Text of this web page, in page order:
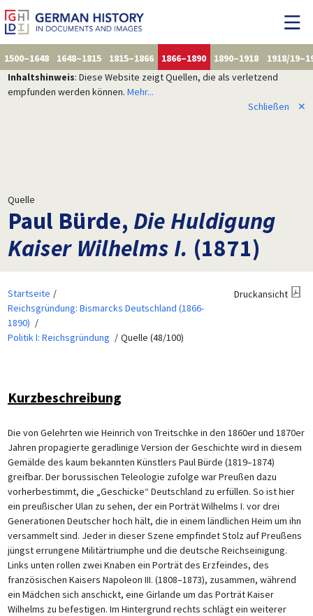
1500–1648 1648–1815 1815–1866 1866–1890 1890–1918
1918/
Inhaltshinweis: Diese Website zeigt Quellen, die als verletzend
empfunden werden können. Mehr...
Schließen
✕
Quelle
Paul Bürde, Die Huldigung
Kaiser Wilhelms I. (1871)
Startseite
Reichsgründung: Bismarcks Deutschland (1866-
1890)
Politik I: Reichsgründung
Quelle (48/100)
Druckansicht
Kurzbeschreibung
Die von Gelehrten wie Heinrich von Treitschke in den 1860er und 1870er
Jahren propagierte geradlinige Version der Geschichte wird in diesem
Gemälde des kaum bekannten Künstlers Paul Bürde (1819–1874)
greifbar. Der borussischen Teleologie zufolge war Preußen dazu
vorherbestimmt, die „Geschicke“ Deutschland zu erfüllen. So ist hier
ein preußischer Ulan zu sehen, der ein Porträt Wilhelms I. vor drei
Generationen Deutscher hoch hält, die in einem ländlichen Heim um ihn
versammelt sind. Jeder in dieser Szene empfindet Stolz auf Preußens
jüngst errungene Militärtriumphe und die deutsche Reichseinigung.
Links unten rollen zwei Knaben ein Porträt des Erzfeindes, des
französischen Kaisers Napoleon III. (1808–1873), zusammen, während
ein Mädchen sich anschickt, eine Girlande um das Porträt Kaiser
Wilhelms zu befestigen. Im Hintergrund rechts schlägt ein weiterer